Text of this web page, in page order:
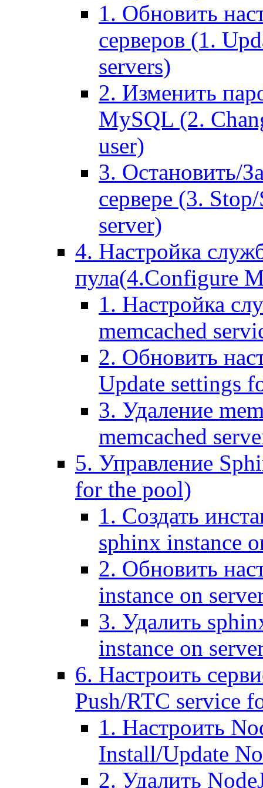
1. Обновить
серверов (1.
servers)
2. Изменить
MySQL (2.
user)
3. Остановить/
сервере (3.
server)
4. Настройка
пула(4.Configure
1. Настройка
memcached
2. Обновить
Update settings
3. Удаление
memcached
5. Управление
for the pool)
1. Создать
sphinx instance
2. Обновить
instance on
3. Удалить
instance on
6. Настроить
Push/RTC service
1. Настроить
Install/Update
2. Удалить